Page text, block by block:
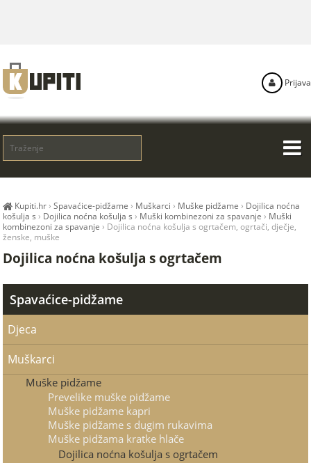
Kupiti.hr›Spavaćice-pidžame › Muškarci › Muške pidžame › Dojilica noćna
košulja s › Dojilica noćna košulja s › Muški kombinezoni za spavanje › Muški
kombinezoni za spavanje › Dojilica noćna košulja s ogrtačem, ogrtači, dječje,
ženske, muške
Dojilica noćna košulja s ogrtačem
Spavaćice-pidžame
Djeca
Muškarci
Muške pidžame
Prevelike muške pidžame
Muške pidžame kapri
Muške pidžame s dugim rukavima
Muške pidžama kratke hlače
Dojilica noćna košulja s ogrtačem
Prijava